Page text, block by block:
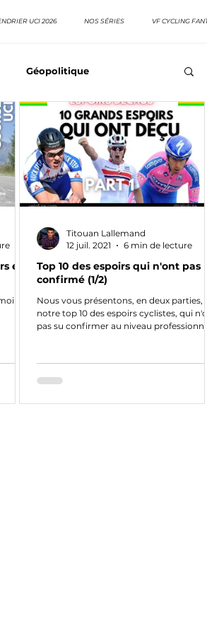
UCI 2026 NOS SÉRIES VF CYCLING
Géopolitique
10 grimpeurs Top 10 pavé
cyclisme Neo pro
et
Top 10 des espoirs qui n'ont pas
confirmé (1/2)
Nous vous présentons, en deux parties,
notre top 10 des espoirs cyclistes, qui
pas su confirmer au niveau
Titouan Lallemand
12 juil. 2021
6 min de lecture